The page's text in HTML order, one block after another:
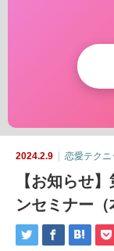
2024.2.9 恋愛テクニ
【お知らせ
ンセミナー（